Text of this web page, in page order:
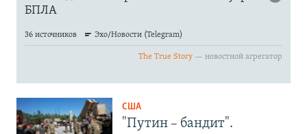
США
"Путин – бандит".